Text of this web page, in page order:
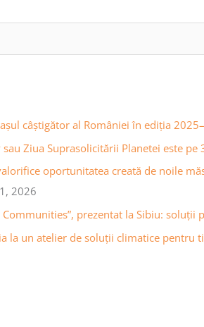
câștigător al României în ediția
Ziua Suprasolicitării Planetei este pe
oportunitatea creată de noile
2026
Communities”, prezentat la Sibiu:
la un atelier de soluții climatice pentru